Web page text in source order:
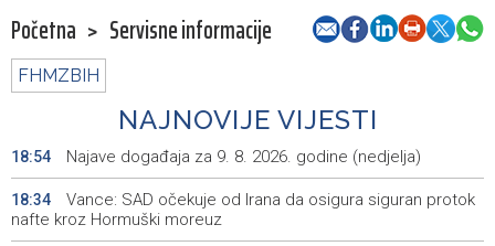
Početna > Servisne informacije
FHMZBIH
NAJNOVIJE VIJESTI
18:54 Najave događaja za 9. 8. 2026. godine (nedjelja)
18:34
Vance: SAD očekuje od Irana da osigura siguran protok
nafte kroz Hormuški moreuz